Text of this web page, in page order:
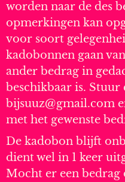
worden naar de des
opmerkingen kan
voor soort
kadobonnen gaan
ander bedrag in
beschikbaar is. Stuur
bijsuuz@gmail.com
met het gewenste
De kadobon blijft
dient wel in 1 keer
Mocht er een